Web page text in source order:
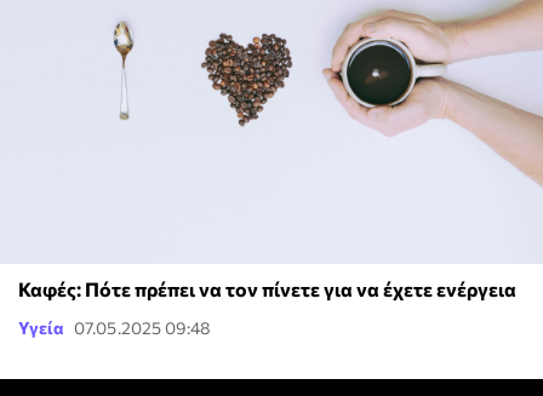
Καφές: Πότε πρέπει να τον πίνετε για να έχετε ενέργεια
Υγεία 07.05.2025 09:48